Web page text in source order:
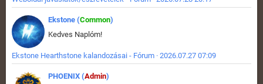
Ekstone (Common)
Kedves Naplóm!
Ekstone Hearthstone kalandozásai - Fórum · 2026.07.27 07:09
PHOENIX (Admin)